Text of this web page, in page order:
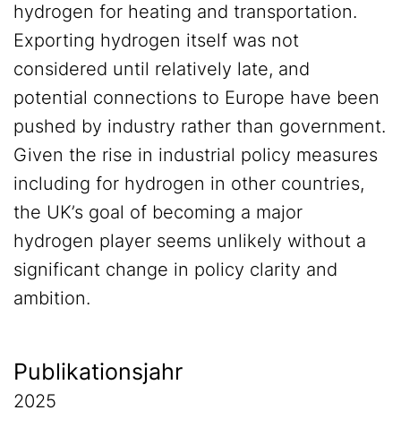
hydrogen for heating and transportation.
Exporting hydrogen itself was not
considered until relatively late, and
potential connections to Europe have been
pushed by industry rather than government.
Given the rise in industrial policy measures
including for hydrogen in other countries,
the UK’s goal of becoming a major
hydrogen player seems unlikely without a
significant change in policy clarity and
ambition.
Publikationsjahr
2025